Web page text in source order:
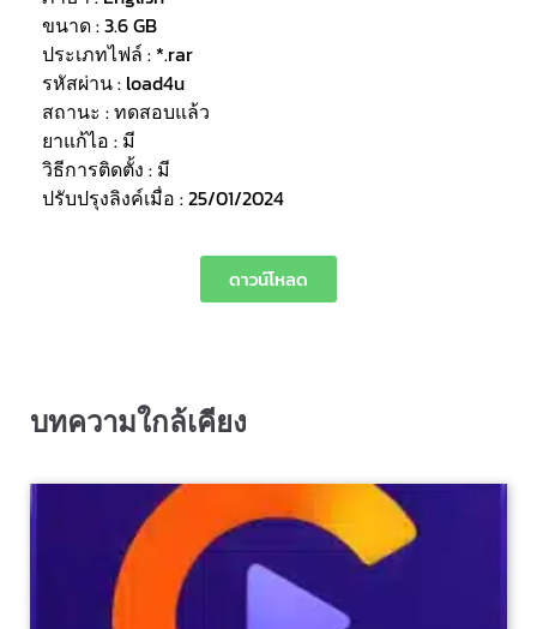
ขนาด : 3.6 GB
ประเภทไฟล์ : *.rar
รหัสผ่าน : load4u
สถานะ : ทดสอบแล้ว
ยาแก้ไอ : มี
วิธีการติดตั้ง : มี
ปรับปรุงลิงค์เมื่อ : 25/01/2024
ดาวน์โหลด
บทความใกล้เคียง